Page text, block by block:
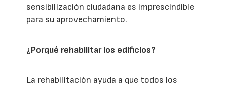
sensibilización ciudadana es imprescindible
para su aprovechamiento.
¿Porqué rehabilitar los edificios?
La rehabilitación ayuda a que todos los